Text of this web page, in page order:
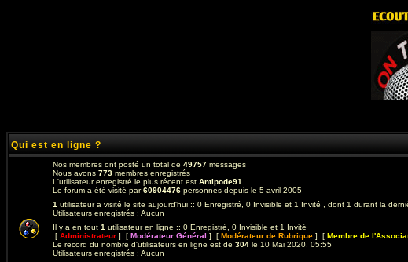
Qui est en ligne ?
Nos membres ont posté un total de 49757 messages
Nous avons 773 membres enregistrés
L'utilisateur enregistré le plus récent est Antipode91
Le forum a été visité par60904476 personnes depuis le 5 avril 2005
1 utilisateur a visité le site aujourd'hui :: 0 Enregistré, 0 Invisible et 1 Invité , dont 1 durant la
Utilisateurs enregistrés : Aucun
Il y a en tout 1 utilisateur en ligne :: 0 Enregistré, 0 Invisible et 1 Invité
[ Administrateur ] [ Modérateur Général ] [ Modérateur de Rubrique ] [ Membre de
Le record du nombre d'utilisateurs en ligne est de 304 le 10 Mai 2020, 05:55
Utilisateurs enregistrés : Aucun